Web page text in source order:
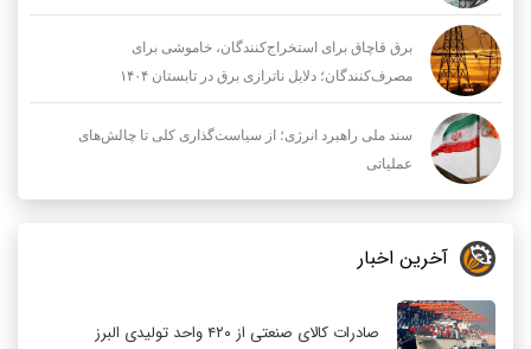
برق قاچاق برای استخراج‌کنندگان، خاموشی برای
مصرف‌کنندگان؛ دلایل ناترازی برق در تابستان ۱۴۰۴
سند ملی راهبرد انرژی؛ از سیاست‌گذاری کلی تا چالش‌های
عملیاتی
آخرین اخبار
صادرات کالای صنعتی از ۴۲۰ واحد تولیدی البرز